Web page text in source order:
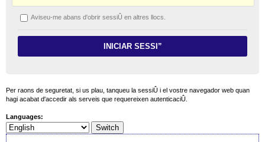
Aviseu-me abans d'obrir sessiÛ en altres llocs.
Per raons de seguretat, si us plau, tanqueu la sessiÛ i el vostre navegador web quan
hagi acabat d'accedir als serveis que requereixen autenticaciÛ.
Languages: